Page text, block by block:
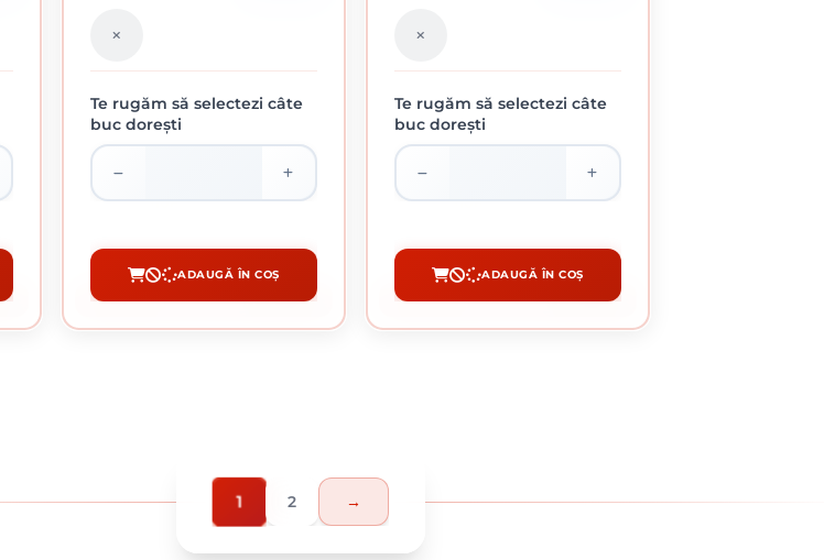
ROLA ABRAZIVA GRANULATIE 120
108.27 lei / buc
CUMPĂRĂ
Te rugăm să selectezi câte
buc dorești
ADAUGĂ ÎN COȘ
ROLA ABRAZIVA GRANULATIE 150
108.27 lei / buc
CUMPĂRĂ
Te rugăm să selectezi câte
buc dorești
ADAUGĂ ÎN COȘ
1 2 →